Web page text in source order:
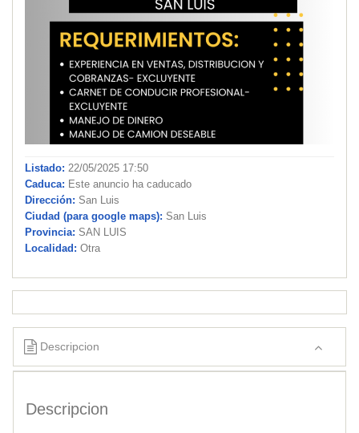
Listado: 22/05/2025 17:50
Caduca: Este anuncio ha caducado
Dirección: San Luis
Ciudad (para google maps): San Luis
Provincia: SAN LUIS
Localidad: Otra
Descripcion
Descripcion